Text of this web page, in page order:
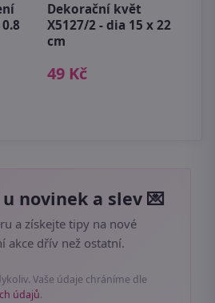
Dekorační květ
X5127/2 - dia 15 x 22
cm
49 Kč
novinek a slev 💌
a získejte tipy na nové
akce dřív než ostatní.
Vaše údaje chráníme dle
údajů.